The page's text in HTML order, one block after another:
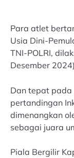
Para atlet
Usia Dini-
TNI-POLRI,
Desember
Dan tepat pada
pertandingan
dimenangkan
sebagai juara
Piala Bergilir